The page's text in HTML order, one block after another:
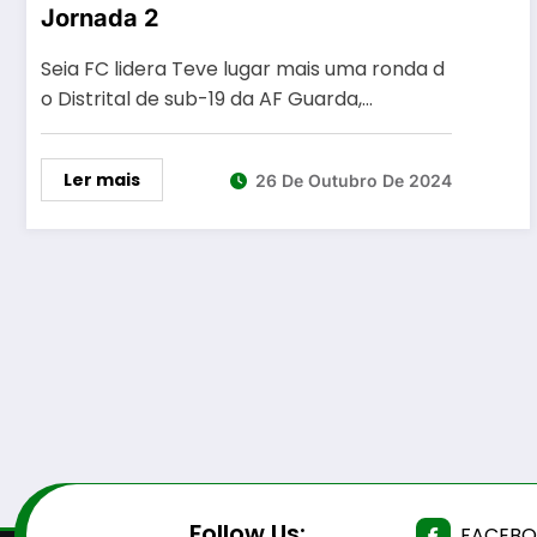
Jornada 2
Seia FC lidera Teve lugar mais uma ronda d
o Distrital de sub-19 da AF Guarda,…
Ler mais 26 De Outubro De 2024